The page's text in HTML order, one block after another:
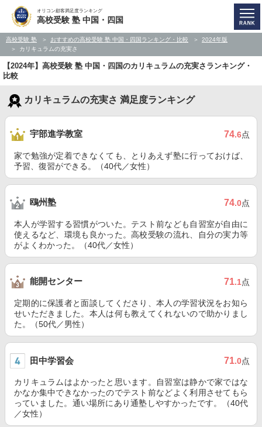
オリコン顧客満足度ランキング
高校受験 塾 中国・四国
高校受験 塾 おすすめの高校受験 塾 中国・四国ランキング・比較
2024年版
カリキュラムの充実さ
【2024年】高校受験 塾 中国・四国のカリキュラムの充実さランキング・
比較
カリキュラムの充実さ 満足度ランキング
宇部進学教室 74.6点
家で勉強が定着できなくても、とりあえず塾に行っておけば、
予習、復習ができる。（40代／女性）
鴎州塾 74.0点
本人が学習する習慣がついた。テスト前なども自習室が自由に
使えるなど、環境も良かった。高校受験の流れ、自分の実力等
がよくわかった。（40代／女性）
能開センター 71.1点
定期的に保護者と面談してくださり、本人の学習状況をお知ら
せいただきました。本人は何も教えてくれないので助かりまし
た。（50代／男性）
田中学習会 71.0点
カリキュラムはよかったと思います。自習室は静かで家ではな
かなか集中できなかったのでテスト前などよく利用させてもら
っていました。通い場所にあり通塾しやすかったです。（40代
／女性）